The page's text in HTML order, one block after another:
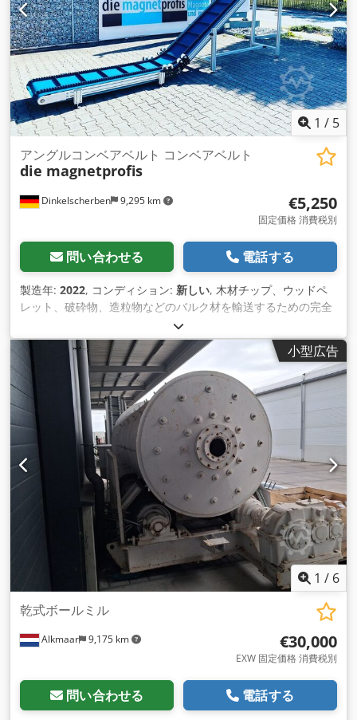
差圧表示付きソレノイドバルブ制御によるフィルターカートリ
ッジの最適調整 - 清掃。 ヒンジ式のメンテナンスドア メンテ
ナンスが簡単。
1 / 5
Dinkelscherben 9,295 km
アングルコンベアベルト コンベアベルト
die magnetprofis
€5,250
固定価格 消費税別
問い合わせる 電話する
製造年: 2022, コンディション: 新しい, 木材チップ、ウッドペ
レット、破砕物、造粒物などのバルク材を輸送するための完全
なソリューションです。 アルミニウム製アングルコンベアベル
ト（下部構造含む 水平範囲 2.500mm（調整可能） 上昇範囲
4,000mm（調整可能） 曲げの角度を自由に無段階に調整可能
送り高さ：水平（個別） 吐出口の高さを個別に調整可能 構
造：高さ調節可能（移動させることが可能） コンベアベルト幅
600mm（調整可能） コンベヤベルトは、PVC、PU、フェル
ト、ゴムで供給しています。 PUコンベヤベルト（桟付、波
付）。 駆動部：モーター1,1KW（調整可能）、速度約
0,3m/sec 接続電圧 220/240V, 50Hz 保護等級 IP54 ドライブな
ど接続可能、モーター制御はオプション Djdpfjilg U Eox Ab
Aock アライメント用アジャスタブルマシンフット8x 軸端：
50×30mm T-40クリート - 300mmピッチ 2層構造で特にクロス
ステーブル このタイプの機械は、常時いろいろと在庫していま
す。 現在、個々のシステムの納期は、生産工数にもよります
が、約2〜3週間です。 私たちのコア・コンピタンスは、お客様
が本当に必要としているものを、正確に供給することです。 私
たちはお客様とともに、カスタマイズされた個別のソリューシ
ョンを開発し、対応するシステムを自社で生産してお届けして
います。 お客様の用途に適したソリューションをご提案させて
いただきますので、お気軽にお電話にてお問い合わせくださ
い。 コンベアベルト、コンベアベルトシステム、排出ベルト、
選機、リサイクル、木 片、プラスチック、無金属検出、ネオジ
ム、オーバーベルト磁石、マグネットベルトセパレーター
小型広告
1 / 6
Alkmaar 9,175 km
乾式ボールミル
€30,000
EXW 固定価格 消費税別
問い合わせる 電話する